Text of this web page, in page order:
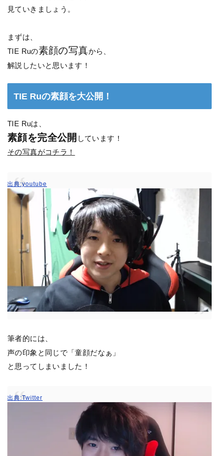
見ていきましょう。
まずは、
TIE Ruの素顔の写真から、
解説したいと思います！
TIE Ruの素顔を大公開！
TIE Ruは、
素顔を完全公開 しています！
その写真がコチラ！
出典:youtube
筆者的には、
声の印象と同じで「童顔だなぁ」
と思ってしまいました！
出典:Twitter